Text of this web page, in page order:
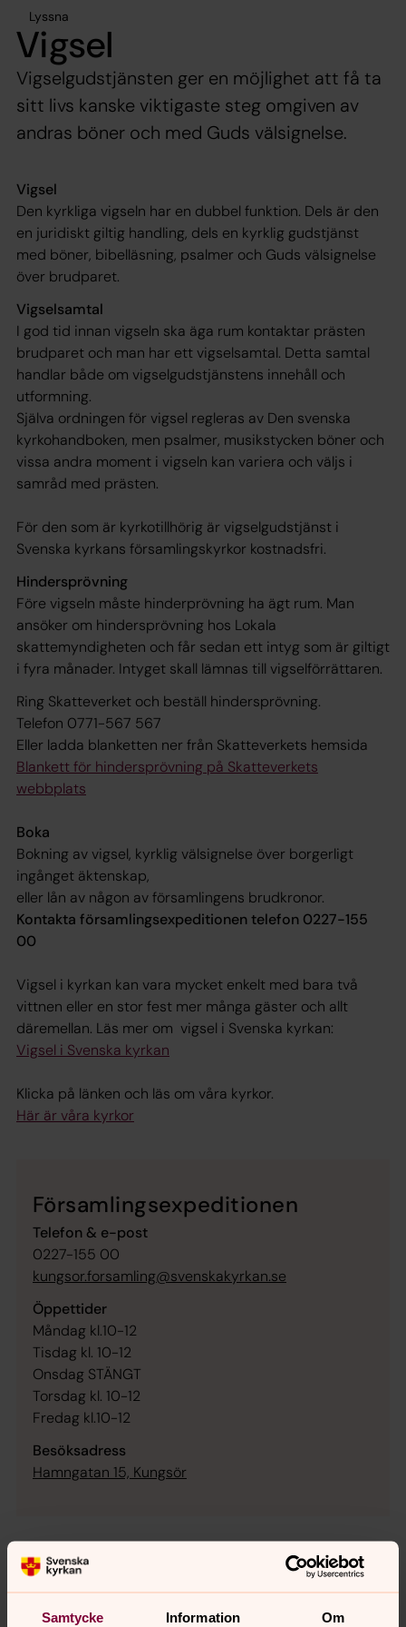
Samtycke Information Om
Lyssna
Vigsel
Vigselgudstjänsten ger en möjlighet att få ta
sitt livs kanske viktigaste steg omgiven av
andras böner och med Guds välsignelse.
Vigsel
Den kyrkliga vigseln har en dubbel funktion. Dels är den
en juridiskt giltig handling, dels en kyrklig gudstjänst
med böner, bibelläsning, psalmer och Guds välsignelse
över brudparet.
Vigselsamtal
I god tid innan vigseln ska äga rum kontaktar prästen
brudparet och man har ett vigselsamtal. Detta samtal
handlar både om vigselgudstjänstens innehåll och
utformning.
Själva ordningen för vigsel regleras av Den svenska
kyrkohandboken, men psalmer, musikstycken böner och
vissa andra moment i vigseln kan variera och väljs i
samråd med prästen.
För den som är kyrkotillhörig är vigselgudstjänst i
Svenska kyrkans församlingskyrkor kostnadsfri.
Hindersprövning
Före vigseln måste hinderprövning ha ägt rum. Man
ansöker om hindersprövning hos Lokala
skattemyndigheten och får sedan ett intyg som är giltigt
i fyra månader. Intyget skall lämnas till vigselförrättaren.
Ring Skatteverket och beställ hindersprövning.
Telefon 0771-567 567
Eller ladda blanketten ner från Skatteverkets hemsida
Blankett för hindersprövning på Skatteverkets
webbplats
Boka
Bokning av vigsel, kyrklig välsignelse över borgerligt
ingånget äktenskap,
eller lån av någon av församlingens brudkronor.
Kontakta församlingsexpeditionen telefon 0227-155
00
Vigsel i kyrkan kan vara mycket enkelt med bara två
vittnen eller en stor fest mer många gäster och allt
däremellan. Läs mer om vigsel i Svenska kyrkan:
Vigsel i Svenska kyrkan
Klicka på länken och läs om våra kyrkor.
Här är våra kyrkor
Församlingsexpeditionen
Telefon & e-post
0227-155 00
kungsor.forsamling@svenskakyrkan.se
Öppettider
Måndag kl.10-12
Tisdag kl. 10-12
Onsdag STÄNGT
Torsdag kl. 10-12
Fredag kl.10-12
Besöksadress
Hamngatan 15, Kungsör
Församlingsexpeditionens
personal